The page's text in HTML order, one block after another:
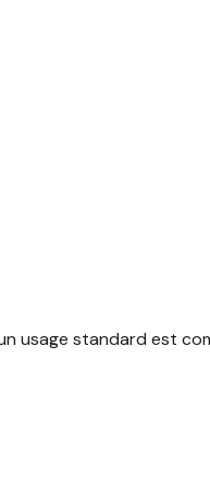
usage standard est